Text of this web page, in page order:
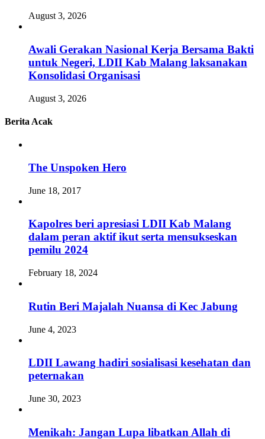
August 3, 2026
Awali Gerakan Nasional Kerja Bersama Bakti
untuk Negeri, LDII Kab Malang laksanakan
Konsolidasi Organisasi
August 3, 2026
Berita Acak
The Unspoken Hero
June 18, 2017
Kapolres beri apresiasi LDII Kab Malang
dalam peran aktif ikut serta mensukseskan
pemilu 2024
February 18, 2024
Rutin Beri Majalah Nuansa di Kec Jabung
June 4, 2023
LDII Lawang hadiri sosialisasi kesehatan dan
peternakan
June 30, 2023
Menikah: Jangan Lupa libatkan Allah di